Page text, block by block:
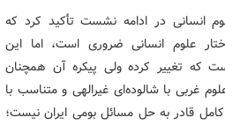
انسانی در ادامه نشست تأکید کرد که
علوم انسانی ضروری است، اما این
که تغییر کرده ولی پیکره آن همچنان
غربی با شالوده‌ای غیرالهی و متناسب با
قادر به حل مسائل بومی ایران نیست؛